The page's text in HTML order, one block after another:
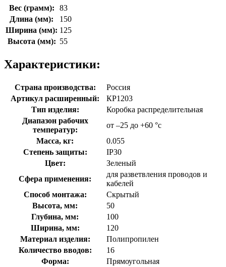
Вес (грамм):
83
Длина (мм):
150
Ширина (мм): 125
Высота (мм): 55
Характеристики:
Страна производства:
Россия
Артикул расширенный:
КР1203
Тип изделия:
Коробка распределительная
Диапазон рабочих
температур:
от –25 до +60 °с
Масса, кг:
0.055
Степень защиты:
IP30
Цвет:
Зеленый
Сфера применения:
для разветвления проводов и
кабелей
Способ монтажа:
Скрытый
Высота, мм:
50
Глубина, мм:
100
Ширина, мм:
120
Материал изделия:
Полипропилен
Количество вводов:
16
Форма:
Прямоугольная